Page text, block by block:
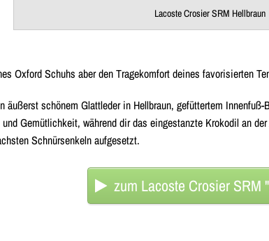
Lacoste Crosier SRM Hellbraun
Oxford Schuhs aber den Tragekomfort deines favorisierten
schönem Glattleder in Hellbraun, gefüttertem
Gemütlichkeit, während dir das eingestanzte Krokodil an
Schnürsenkeln aufgesetzt.
zum Lacoste Crosier SRM